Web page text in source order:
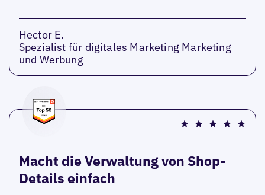
Hector E.
Spezialist für digitales Marketing Marketing
und Werbung
Macht die Verwaltung von Shop-
Details einfach